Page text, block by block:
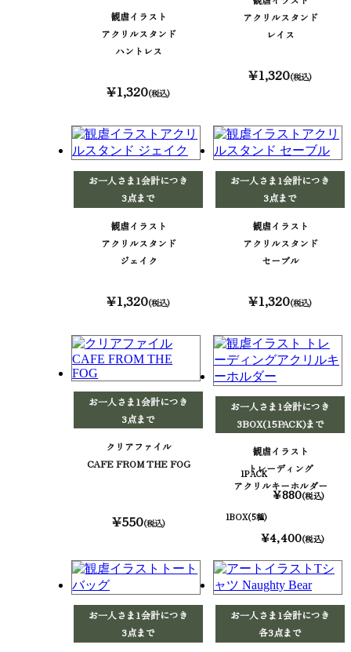
観虐イラスト
アクリルスタンド
ハントレス
¥1,320(税込)
アクリルスタンド
レイス
¥1,320(税込)
お一人さま1会計につき
3点まで
観虐イラスト
アクリルスタンド
ジェイク
¥1,320(税込)
お一人さま1会計につき
3点まで
観虐イラスト
アクリルスタンド
セーブル
¥1,320(税込)
お一人さま1会計につき
3点まで
クリアファイル
CAFE FROM THE FOG
¥550(税込)
お一人さま1会計につき
3BOX(15PACK)まで
観虐イラスト
トレーディング
アクリルキーホルダー
1PACK
¥880(税込)
1BOX(5種)
¥4,400(税込)
お一人さま1会計につき
3点まで
お一人さま1会計につき
各3点まで